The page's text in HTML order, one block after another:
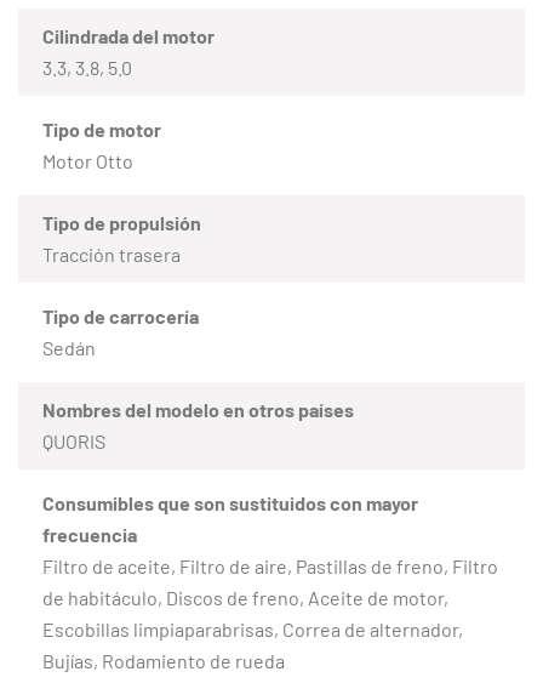
Cilindrada del motor
3.3, 3.8, 5.0
Tipo de motor
Motor Otto
Tipo de propulsión
Tracción trasera
Tipo de carrocería
Sedán
Nombres del modelo en otros países
QUORIS
Consumibles que son sustituidos con mayor
frecuencia
Filtro de aceite, Filtro de aire, Pastillas de freno, Filtro
de habitáculo, Discos de freno, Aceite de motor,
Escobillas limpiaparabrisas, Correa de alternador,
Bujías, Rodamiento de rueda